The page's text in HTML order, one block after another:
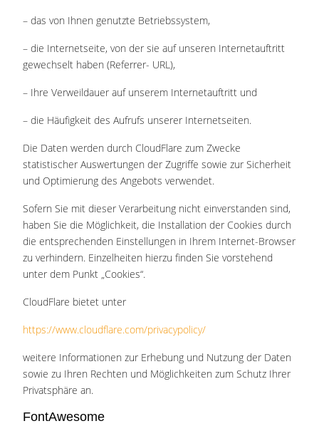
– das von Ihnen genutzte Betriebssystem,
– die Internetseite, von der sie auf unseren Internetauftritt
gewechselt haben (Referrer- URL),
– Ihre Verweildauer auf unserem Internetauftritt und
– die Häufigkeit des Aufrufs unserer Internetseiten.
Die Daten werden durch CloudFlare zum Zwecke
statistischer Auswertungen der Zugriffe sowie zur Sicherheit
und Optimierung des Angebots verwendet.
Sofern Sie mit dieser Verarbeitung nicht einverstanden sind,
haben Sie die Möglichkeit, die Installation der Cookies durch
die entsprechenden Einstellungen in Ihrem Internet-Browser
zu verhindern. Einzelheiten hierzu finden Sie vorstehend
unter dem Punkt „Cookies“.
CloudFlare bietet unter
https://www.cloudflare.com/privacypolicy/
weitere Informationen zur Erhebung und Nutzung der Daten
sowie zu Ihren Rechten und Möglichkeiten zum Schutz Ihrer
Privatsphäre an.
FontAwesome